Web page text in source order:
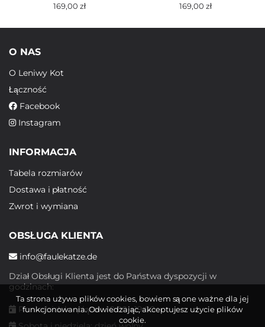
169,00 zł 169,00 zł
O NAS
O Leniwy Kot
Łączność
Facebook
Instagram
INFORMACJA
Tabela rozmiarów
Dostawa i płatność
Zwrot i wymiana
OBSŁUGA KLIENTA
info@faulekatze.de
Dział Obsługi Klienta jest do Państwa dyspozycji w
godzinach:
Poniedziałek - piątek: 10:00 - 19:00
Ta strona używa plików cookies, bowiem są one ważne dla jej
funkcjonowania. Odwiedzając, akceptujesz użycie plików
cookie.